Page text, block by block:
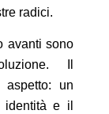
radici.
avanti sono
Il
aspetto: un
e il